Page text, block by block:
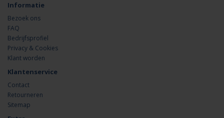
Informatie
Bezoek ons
FAQ
Bedrijfsprofiel
Privacy & Cookies
Klant worden
Klantenservice
Contact
Retourneren
Sitemap